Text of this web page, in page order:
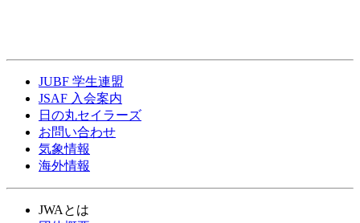
JUBF 学生連盟
JSAF 入会案内
日の丸セイラーズ
お問い合わせ
気象情報
海外情報
JWAとは